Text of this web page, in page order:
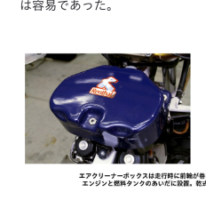
は容易であった。